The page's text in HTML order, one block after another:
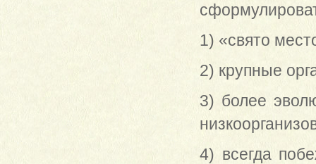
1) «свято
2) крупные
3) более
4) всегда